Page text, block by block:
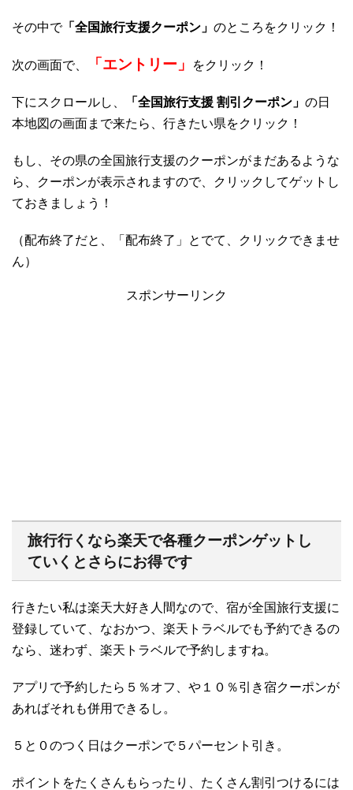
その中で「全国旅行支援クーポン」 のところをクリック！
次の画面で、 「エントリー」 をクリック！
下にスクロールし、 「全国旅行支援 割引クーポン」 の日
本地図の画面まで来たら、行きたい県をクリック！
もし、その県の全国旅行支援のクーポンがまだあるような
ら、クーポンが表示されますので、クリックしてゲットし
ておきましょう！
（配布終了だと、「配布終了」とでて、クリックできませ
ん）
スポンサーリンク
旅行行くなら楽天で各種クーポンゲットし
ていくとさらにお得です
行きたい私は楽天大好き人間なので、宿が全国旅行支援に
登録していて、なおかつ、楽天トラベルでも予約できるの
なら、迷わず、楽天トラベルで予約しますね。
アプリで予約したら５％オフ、や１０％引き宿クーポンが
あればそれも併用できるし。
５と０のつく日はクーポンで５パーセント引き。
ポイントをたくさんもらったり、たくさん割引つけるには